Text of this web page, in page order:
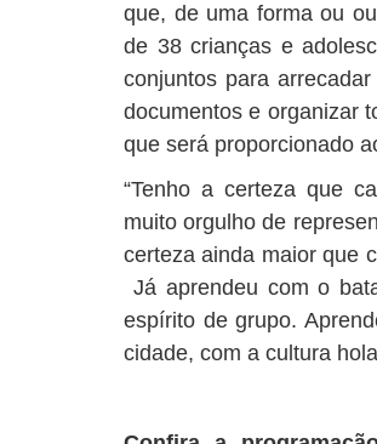
que, de uma forma ou
de 38 crianças e
conjuntos para
documentos e organizar
que será proporcionado
“Tenho a certeza que
muito orgulho de
certeza ainda maior que
Já aprendeu com o
espírito de grupo.
cidade, com a cultura